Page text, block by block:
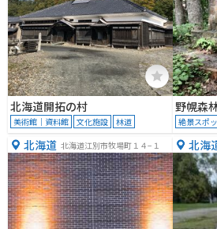
北海道開拓の村
美術館｜資料館 文化施設 林道
野幌森
絶景スポ
北海道 北海道江別市牧場町１４−１ 北海